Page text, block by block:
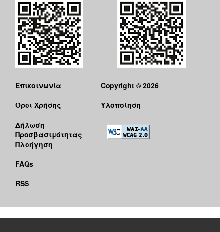
Επικοινωνία
Όροι Χρήσης
Δήλωση
Προσβασιμότητας
Πλοήγηση
FAQs
RSS
Copyright © 2026
Υλοποίηση